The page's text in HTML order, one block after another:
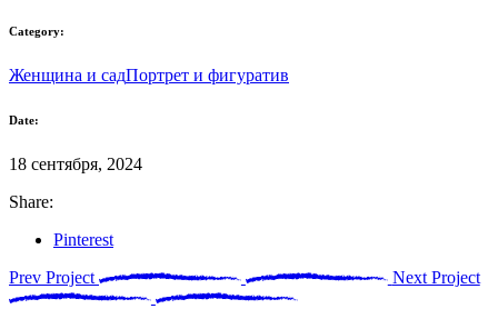
Category:
Женщина и садПортрет и фигуратив
Date:
18 сентября, 2024
Share:
Pinterest
Prev Project
Next Project